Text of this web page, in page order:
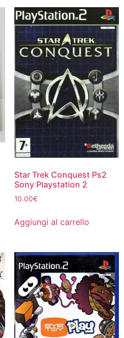
Star Trek Conquest Ps2
Sony Playstation 2
10.00€
Aggiungi al carrello